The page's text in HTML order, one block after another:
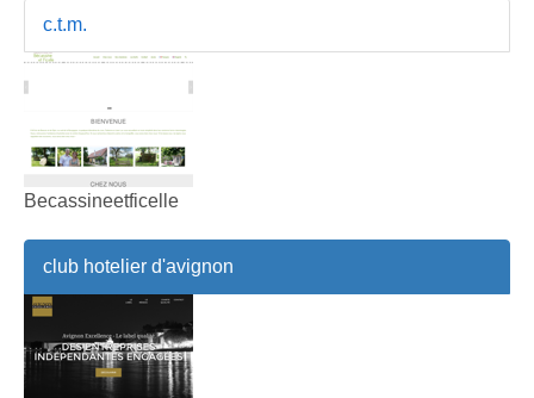
c.t.m.
Becassineetficelle
club hotelier d'avignon